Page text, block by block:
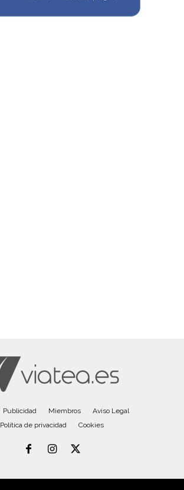
Publicidad Miembros
Aviso Legal
Política de privacidad
Cookies